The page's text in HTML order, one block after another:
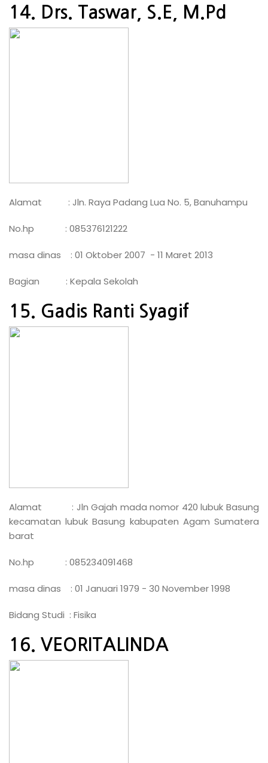
14. Drs. Taswar, S.E, M.Pd
Alamat : Jln. Raya Padang Lua No. 5, Banuhampu
No.hp : 085376121222
masa dinas : 01 Oktober 2007 - 11 Maret 2013
Bagian : Kepala Sekolah
15. Gadis Ranti Syagif
Alamat : Jln Gajah mada nomor 420 lubuk Basung
kecamatan lubuk Basung kabupaten Agam Sumatera
barat
No.hp : 085234091468
masa dinas : 01 Januari 1979 - 30 November 1998
Bidang Studi : Fisika
16. VEORITALINDA